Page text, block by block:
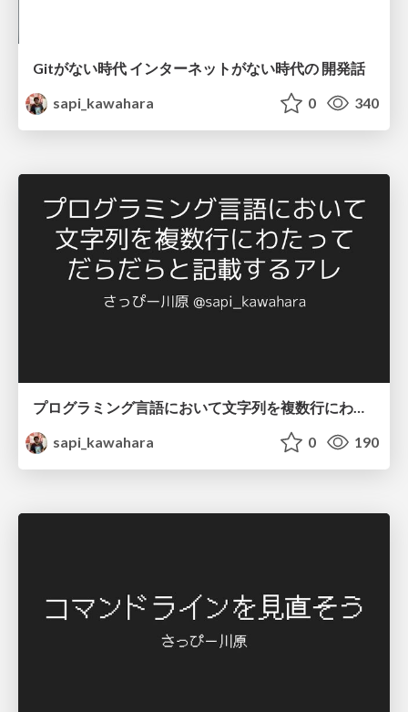
Gitがない時代 インターネットがない時代の 開発話
sapi_kawahara
0 340
プログラミング言語において文字列を複数行にわたって だらだらと記載するアレ
sapi_kawahara
0 190